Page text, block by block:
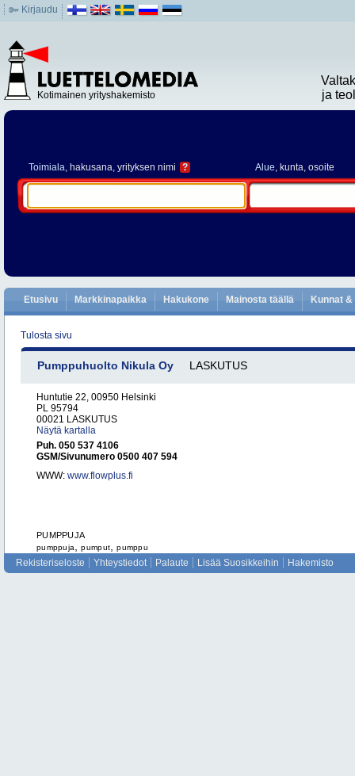
Kirjaudu
Kotimainen yrityshakemisto
ja
Toimiala, hakusana, yrityksen nimi ? Alue, kunta, osoite
Etusivu Markkinapaikka Hakukone Mainosta täällä Kunnat
Tulosta sivu
Pumppuhuolto Nikula Oy LASKUTUS
Huntutie 22, 00950 Helsinki
PL 95794
00021 LASKUTUS
Näytä kartalla
Puh. 050 537 4106
GSM/Sivunumero 0500 407 594
WWW: www.flowplus.fi
PUMPPUJA
pumppuja ,pumput ,pumppu
Rekisteriseloste Yhteystiedot Palaute Lisää Suosikkeihin Hakemisto